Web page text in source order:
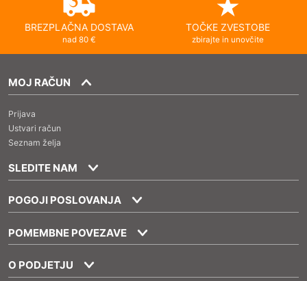
BREZPLAČNA DOSTAVA
nad 80 €
TOČKE ZVESTOBE
zbirajte in unovčite
MOJ RAČUN
Prijava
Ustvari račun
Seznam želja
SLEDITE NAM
POGOJI POSLOVANJA
POMEMBNE POVEZAVE
O PODJETJU